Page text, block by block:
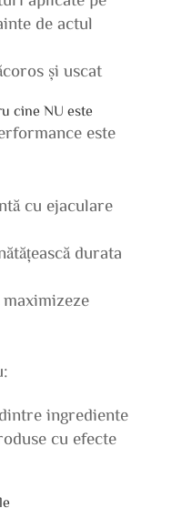
de actul
și uscat
cine NU este
este
cu ejaculare
durata
ingrediente
cu efecte